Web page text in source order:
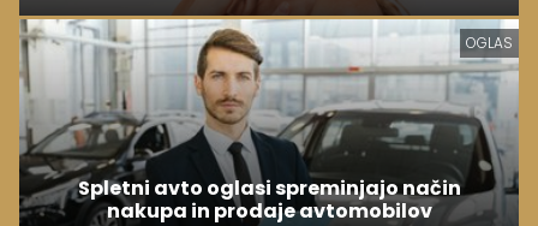
OGLAS
Spletni avto oglasi spreminjajo način
nakupa in prodaje avtomobilov